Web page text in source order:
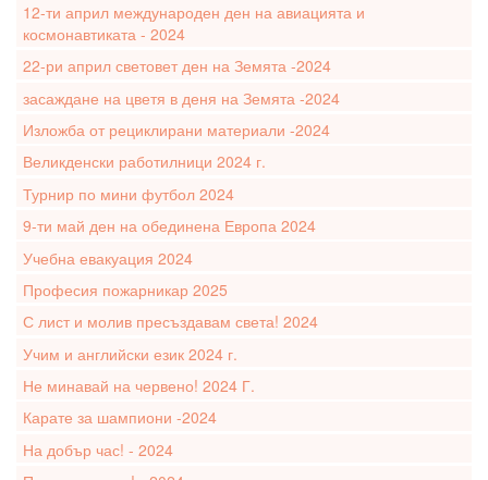
12-ти април международен ден на авиацията и
космонавтиката - 2024
22-ри април световет ден на Земята -2024
засаждане на цветя в деня на Земята -2024
Изложба от рециклирани материали -2024
Великденски работилници 2024 г.
Турнир по мини футбол 2024
9-ти май ден на обединена Европа 2024
Учебна евакуация 2024
Професия пожарникар 2025
С лист и молив пресъздавам света! 2024
Учим и английски език 2024 г.
Не минавай на червено! 2024 Г.
Карате за шампиони -2024
На добър час! - 2024